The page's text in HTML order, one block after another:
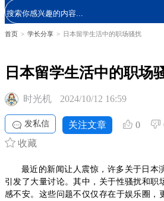
首页 > 学长分享 > 日本留学生活中的职场骚扰
日本留学生活中的职场
时光机 2024/10/12 16:59
发私信 关注文章 0
收藏
最近的新闻让人震惊，许多关于日本
引发了大量讨论。其中，关于性骚扰和职
感不安。这些问题不仅仅存在于娱乐圈，